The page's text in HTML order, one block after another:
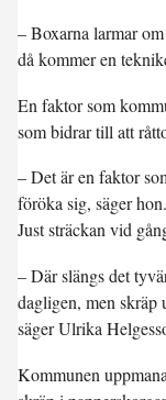
– Boxarna larmar
då kommer en
En faktor som
som bidrar till att
– Det är en faktor
föröka sig, säger hon.
Just sträckan vid
– Där slängs det
dagligen, men skräp
säger Ulrika
Kommunen